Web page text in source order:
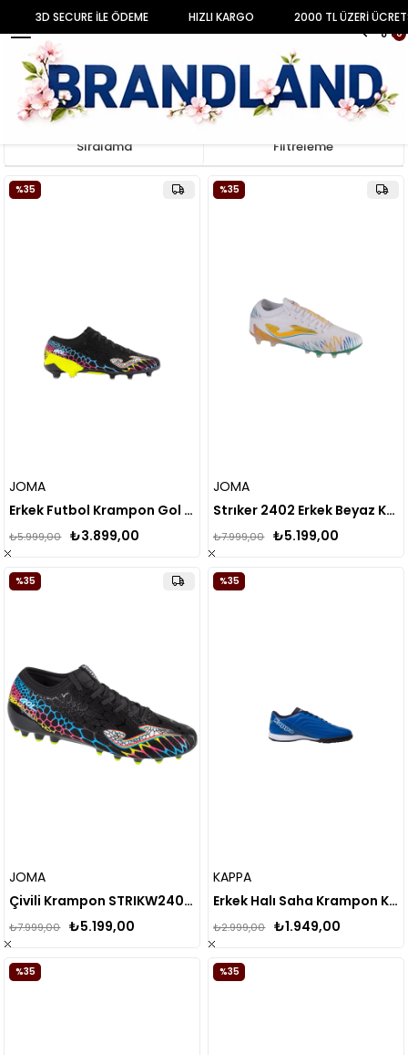
0
Anasayfa AYAKKABI ERKEK Krampon
Filtreleme
Sıralama
JOMA
Erkek Futbol Krampon Gol 2401 Firm Ground Golw2401Fg
₺3.899,00
₺5.999,00
%35
JOMA
Strıker 2402 Erkek Beyaz Krampon (Çim Zemin) STRIKW2402FG
₺5.199,00
₺7.999,00
%35
JOMA
Çivili Krampon STRIKW2401FG
₺5.199,00
₺7.999,00
%35
KAPPA
Erkek Halı Saha Krampon KAP.371Q3UW
₺1.949,00
₺2.999,00
%35
%35 %35
3D SECURE İLE ÖDEME HIZLI KARGO 2000 TL ÜZERİ